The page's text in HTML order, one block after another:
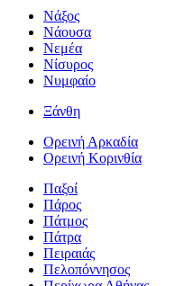
Νάξος
Νάουσα
Νεμέα
Νίσυρος
Νυμφαίο
Ξάνθη
Ορεινή Αρκαδία
Ορεινή Κορινθία
Παξοί
Πάρος
Πάτμος
Πάτρα
Πειραιάς
Πελοπόννησος